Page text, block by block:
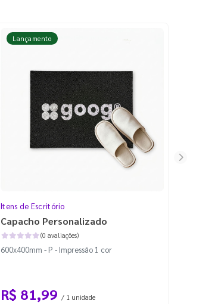
Lançamento
Itens de Escritório
Capacho Personalizado
(0 avaliações)
600x400mm - P - Impressão 1 cor
R$ 81,99 / 1 unidade